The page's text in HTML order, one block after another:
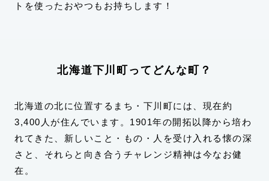
トを使ったおやつもお持ちします！
北海道下川町ってどんな町？
北海道の北に位置するまち・下川町には、現在約
3,400人が住んでいます。1901年の開拓以降から培わ
れてきた、新しいこと・もの・人を受け入れる懐の深
さと、それらと向き合うチャレンジ精神は今なお健
在。